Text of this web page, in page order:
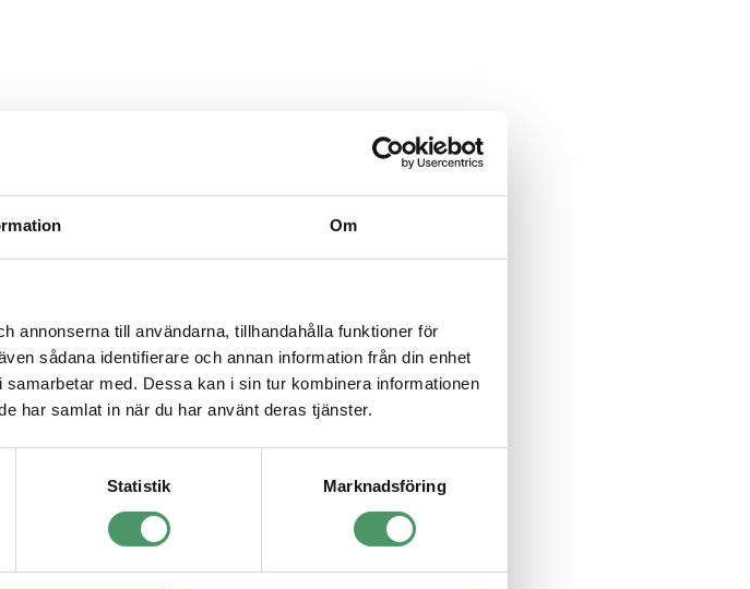
Om
annonserna till användarna, tillhandahålla funktioner för
sådana identifierare och annan information från din enhet
med. Dessa kan i sin tur kombinera informationen
har samlat in när du har använt deras tjänster.
Statistik Marknadsföring
och enkel markbaserad lösning för enskilt avlopp.